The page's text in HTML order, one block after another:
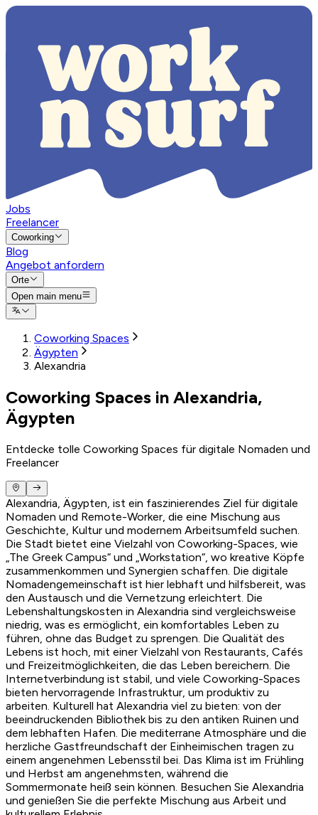
Jobs
Freelancer
Coworking
Blog
Angebot anfordern
Orte
Open main menu
Coworking Spaces
Ägypten
Alexandria
Coworking Spaces in Alexandria,
Ägypten
Entdecke tolle Coworking Spaces für digitale Nomaden und
Freelancer
Alexandria, Ägypten, ist ein faszinierendes Ziel für digitale
Nomaden und Remote-Worker, die eine Mischung aus
Geschichte, Kultur und modernem Arbeitsumfeld suchen.
Die Stadt bietet eine Vielzahl von Coworking-Spaces, wie
„The Greek Campus“ und „Workstation“, wo kreative Köpfe
zusammenkommen und Synergien schaffen. Die digitale
Nomadengemeinschaft ist hier lebhaft und hilfsbereit, was
den Austausch und die Vernetzung erleichtert. Die
Lebenshaltungskosten in Alexandria sind vergleichsweise
niedrig, was es ermöglicht, ein komfortables Leben zu
führen, ohne das Budget zu sprengen. Die Qualität des
Lebens ist hoch, mit einer Vielzahl von Restaurants, Cafés
und Freizeitmöglichkeiten, die das Leben bereichern. Die
Internetverbindung ist stabil, und viele Coworking-Spaces
bieten hervorragende Infrastruktur, um produktiv zu
arbeiten. Kulturell hat Alexandria viel zu bieten: von der
beeindruckenden Bibliothek bis zu den antiken Ruinen und
dem lebhaften Hafen. Die mediterrane Atmosphäre und die
herzliche Gastfreundschaft der Einheimischen tragen zu
einem angenehmen Lebensstil bei. Das Klima ist im Frühling
und Herbst am angenehmsten, während die
Sommermonate heiß sein können. Besuchen Sie Alexandria
und genießen Sie die perfekte Mischung aus Arbeit und